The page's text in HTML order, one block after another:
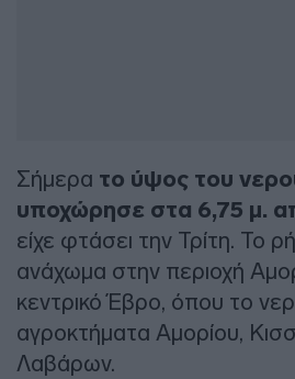
Σήμερα το ύψος του
υποχώρησε στα 6,75 μ.
είχε φτάσει την Τρίτη. Το
ανάχωμα στην περιοχή
κεντρικό Έβρο, όπου το
αγροκτήματα Αμορίου,
Λαβάρων.